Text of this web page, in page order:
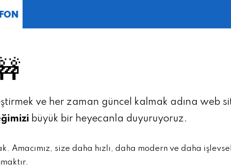
FON
ve her zaman güncel kalmak adına web
büyük bir heyecanla duyuruyoruz.
size daha hızlı, daha modern ve daha